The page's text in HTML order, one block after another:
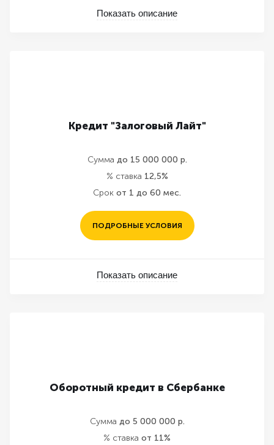
Показать описание
Кредит "Залоговый Лайт"
Сумма до 15 000 000 р.
% ставка 12,5%
Срок от 1 до 60 мес.
ПОДРОБНЫЕ УСЛОВИЯ
Показать описание
Оборотный кредит в Сбербанке
Сумма до 5 000 000 р.
% ставка от 11%